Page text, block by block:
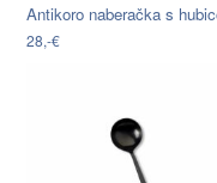
28,-€